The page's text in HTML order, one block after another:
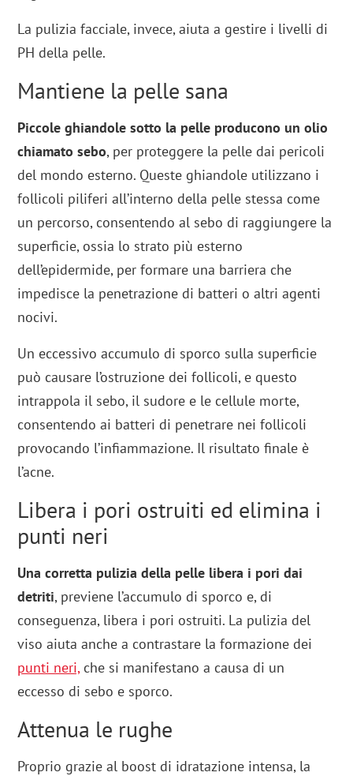
La pulizia facciale, invece, aiuta a gestire i livelli di
PH della pelle.
Mantiene la pelle sana
Piccole ghiandole sotto la pelle producono un olio
chiamato sebo, per proteggere la pelle dai pericoli
del mondo esterno. Queste ghiandole utilizzano i
follicoli piliferi all’interno della pelle stessa come
un percorso, consentendo al sebo di raggiungere la
superficie, ossia lo strato più esterno
dell’epidermide, per formare una barriera che
impedisce la penetrazione di batteri o altri agenti
nocivi.
Un eccessivo accumulo di sporco sulla superficie
può causare l’ostruzione dei follicoli, e questo
intrappola il sebo, il sudore e le cellule morte,
consentendo ai batteri di penetrare nei follicoli
provocando l’infiammazione. Il risultato finale è
l’acne.
Libera i pori ostruiti ed elimina i
punti neri
Una corretta pulizia della pelle libera i pori dai
detriti, previene l’accumulo di sporco e, di
conseguenza, libera i pori ostruiti. La pulizia del
viso aiuta anche a contrastare la formazione dei
punti neri, che si manifestano a causa di un
eccesso di sebo e sporco.
Attenua le rughe
Proprio grazie al boost di idratazione intensa, la